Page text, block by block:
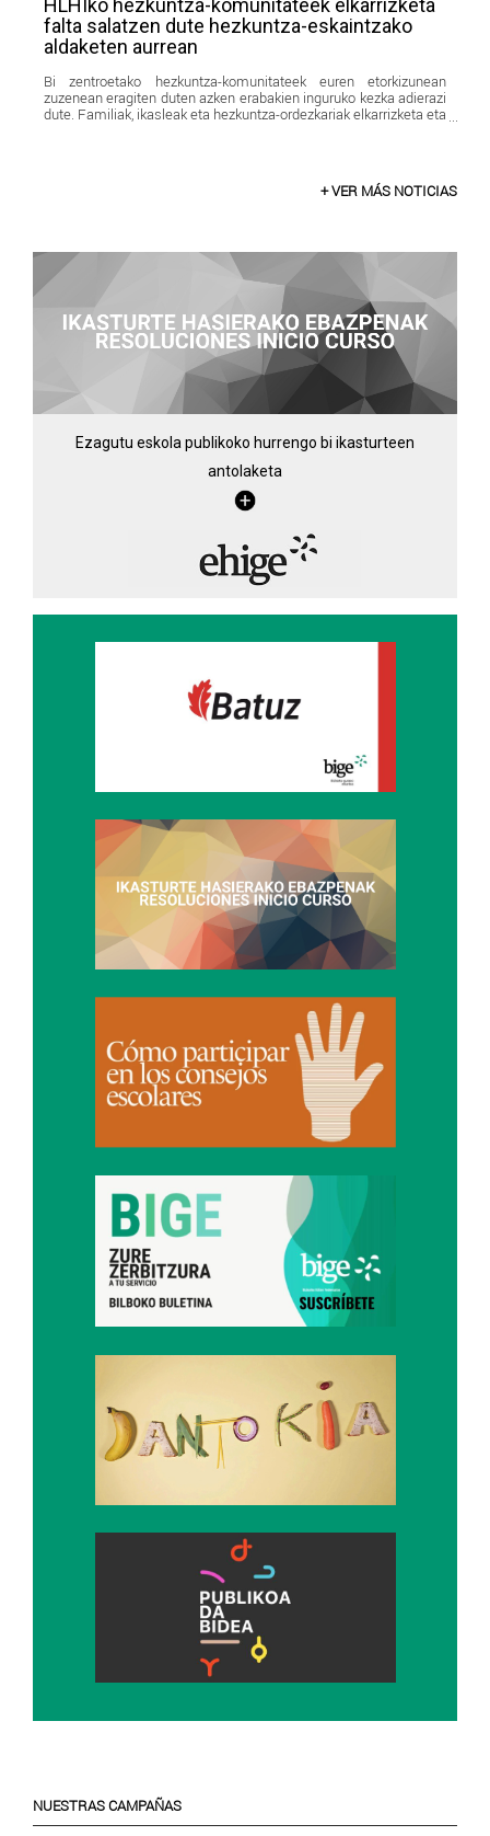
falta salatzen dute hezkuntza-eskaintzako
aldaketen aurrean
Bi zentroetako hezkuntza-komunitateek euren etorkizunean
zuzenean eragiten duten azken erabakien inguruko kezka adierazi
dute. Familiak, ikasleak eta hezkuntza-ordezkariak elkarrizketa eta
+ VER MÁS NOTICIAS
Ezagutu eskola publikoko hurrengo bi ikasturteen
antolaketa
NUESTRAS CAMPAÑAS